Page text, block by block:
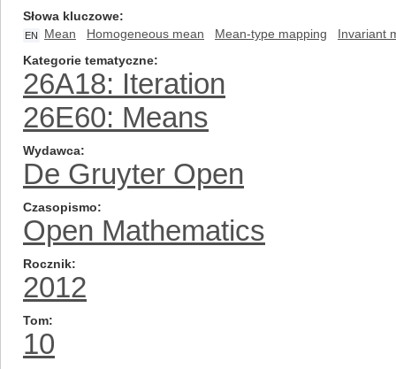
Słowa kluczowe
EN Mean Homogeneous mean Mean-type mapping
Invariant
Kategorie tematyczne
26A18: Iteration
26E60: Means
Wydawca
De Gruyter Open
Czasopismo
Open Mathematics
Rocznik
2012
Tom
10